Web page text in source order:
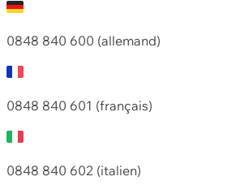
0848 840 600 (allemand)
0848 840 601 (français)
0848 840 602 (italien)